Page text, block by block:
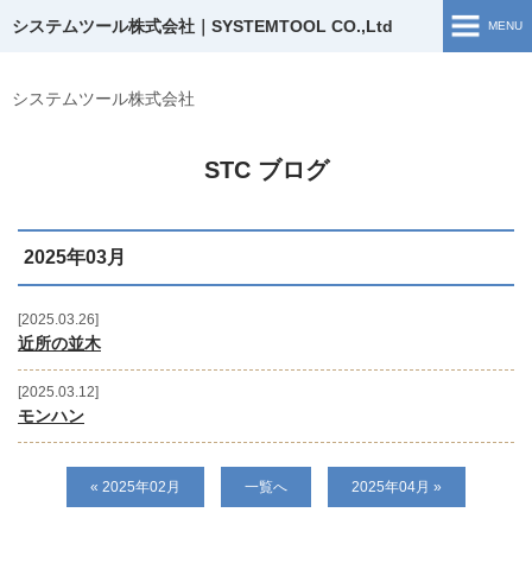
システムツール株式会社｜SYSTEMTOOL CO.,Ltd
システムツール株式会社
MENU
企業情報
お問い合わせ
採用TOP
STC ブログ
2025年03月
2025.03.26
近所の並木
2025.03.12
モンハン
« 2025年02月 一覧へ 2025年04月 »